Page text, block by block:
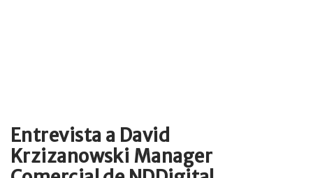
Entrevista a David
Krzizanowski Manager